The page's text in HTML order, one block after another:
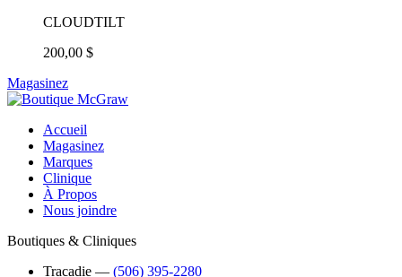
CLOUDTILT
200,00 $
Magasinez
Accueil
Magasinez
Marques
Clinique
À Propos
Nous joindre
Boutiques & Cliniques
Tracadie ― (506) 395-2280